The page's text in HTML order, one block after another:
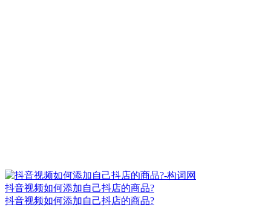
抖音视频如何添加自己抖店的商品?
抖音视频如何添加自己抖店的商品?